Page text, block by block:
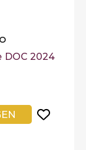
DOC 2024